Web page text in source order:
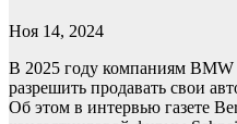
Ноя 14, 2024
В 2025 году компаниям BMW
разрешить продавать свои
Об этом в интервью газете